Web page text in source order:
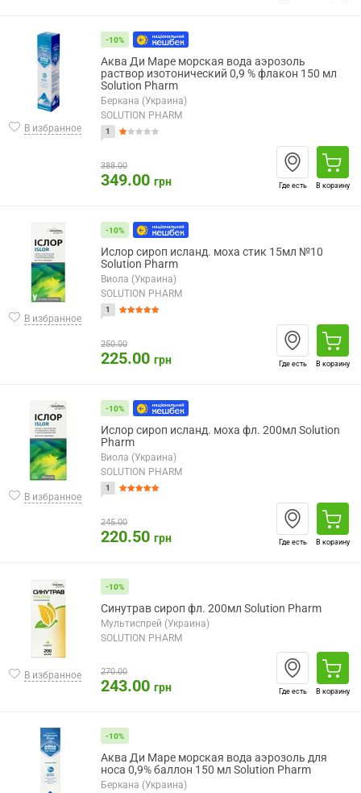
В избранное
-10%
Аква Ди Маре морская вода аэрозоль
раствор изотонический 0,9 % флакон 150 мл
Solution Pharm
Беркана (Украина)
SOLUTION PHARM
1
388.00
349.00 грн Где есть В корзину
В избранное
-10%
Ислор сироп исланд. моха стик 15мл №10
Solution Pharm
Виола (Украина)
SOLUTION PHARM
1
250.00
225.00 грн Где есть В корзину
В избранное
-10%
Ислор сироп исланд. моха фл. 200мл Solution
Pharm
Виола (Украина)
SOLUTION PHARM
1
245.00
220.50 грн Где есть В корзину
В избранное
-10%
Синутрав сироп фл. 200мл Solution Pharm
Мультиспрей (Украина)
SOLUTION PHARM
270.00
243.00 грн Где есть В корзину
-10%
Аква Ди Маре морская вода аэрозоль для
носа 0,9% баллон 150 мл Solution Pharm
Беркана (Украина)